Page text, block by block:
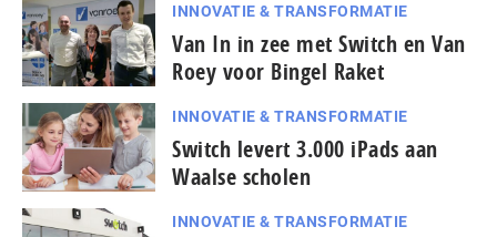
INNOVATIE & TRANSFORMATIE
Van In in zee met Switch en Van
Roey voor Bingel Raket
INNOVATIE & TRANSFORMATIE
Switch levert 3.000 iPads aan
Waalse scholen
INNOVATIE & TRANSFORMATIE